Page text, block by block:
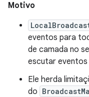
Motivo
eventos para
de camada no
escutar
Ele herda
do